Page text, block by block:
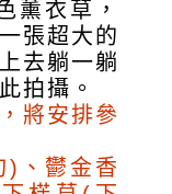
薰衣草，
張超大的
去躺一躺
拍攝。
將安排參
)、鬱金香